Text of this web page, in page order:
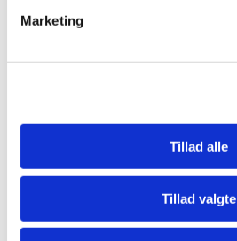
Marketing
Tillad alle
Tillad valgte